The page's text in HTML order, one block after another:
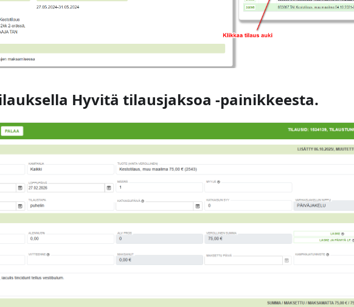
Hyvitä tilausjaksoa -painikkeesta.